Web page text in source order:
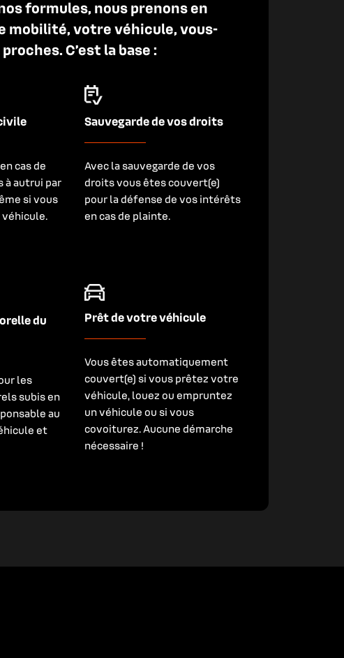
formules, nous prenons en
mobilité, votre véhicule, vous-
C’est la base :
cas de
à autrui par
si vous
véhicule.
Sauvegarde de vos droits
Avec la sauvegarde de vos
droits vous êtes couvert(e)
pour la défense de vos intérêts
en cas de plainte.
du
les
subis en
au
et
Prêt de votre véhicule
Vous êtes automatiquement
couvert(e) si vous prêtez votre
véhicule, louez ou empruntez
un véhicule ou si vous
covoiturez. Aucune démarche
nécessaire !